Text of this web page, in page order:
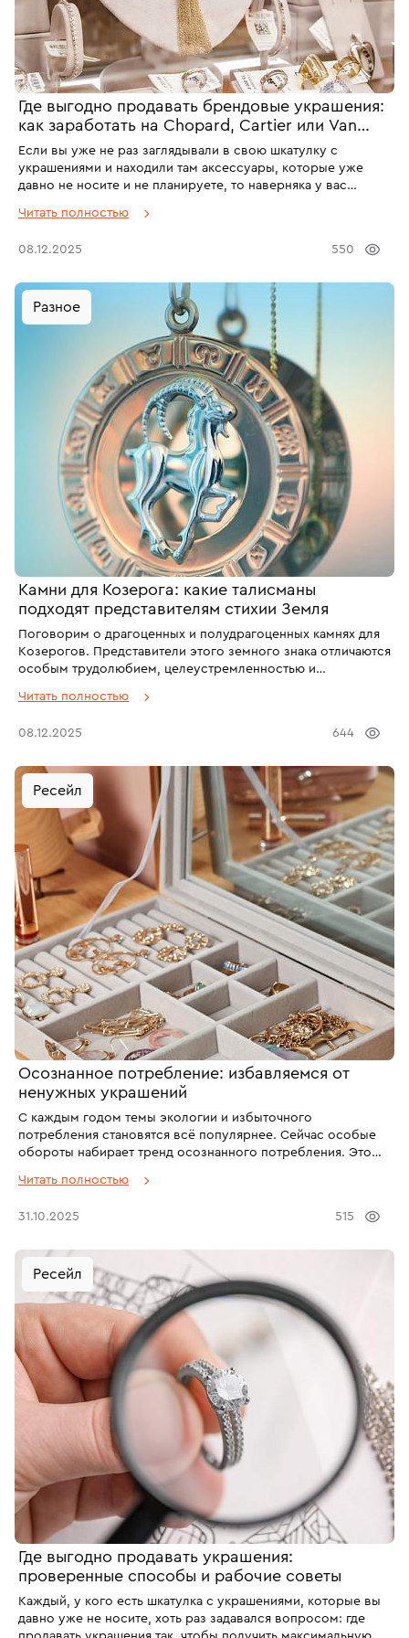
Где выгодно продавать брендовые украшения:
как заработать на Chopard, Cartier или Van
Cleef и извлечь из этого максимальную выгоду
Если вы уже не раз заглядывали в свою шкатулку с
украшениями и находили там аксессуары, которые уже
давно не носите и не планируете, то наверняка у вас
брендовое украшение? Даже серьги Tiffany без брендовой
Отталкиваться нужно не только от цены драгоценных
выпустившего аксессуар. Так что, если у вас есть золотое
брендовое украшение, которое не подходит по стилю или
морально устарело, то эта статья для вас! Мы ответим на
основные вопросы о продаже золотых ювелирных
изделий, подскажем, где лучше продать брендовое
украшение, и дадим пару советов относительно способов
Читать полностью
08.12.2025 550
Разное
Камни для Козерога: какие талисманы
подходят представителям стихии Земля
Поговорим о драгоценных и полудрагоценных камнях для
Козерогов. Представители этого земного знака отличаются
особым трудолюбием, целеустремленностью и
ответственные работники и верные партнёры. Также они
любую тему. А правильно выбранные камни для Козерога
помогут построить успешную карьеру. Ну, а если вы не
верите в магические свойства минералов, не
сомневайтесь, что украшение с камнем явно придётся по
душе близкому человеку в качестве подарка. В этой статье
разберём, какие камни станут прекрасным талисманом для
Козерога, а каких минералов представителям земной
стихии лучше избегать.
Читать полностью
08.12.2025 644
Ресейл
Осознанное потребление: избавляемся от
ненужных украшений
С каждым годом темы экологии и избыточного
потребления становятся всё популярнее. Сейчас особые
обороты набирает тренд осознанного потребления. Это
действительно ли она нужна, или желание ее приобрести –
хранении дома только нужного. Мы разберем, как связаны
потребления и как перестать складировать ненужные
изделия, обновив при этом ювелирный гардероб.
Читать полностью
31.10.2025 515
Ресейл
Где выгодно продавать украшения:
проверенные способы и рабочие советы
Каждый, у кого есть шкатулка с украшениями, которые вы
давно уже не носите, хоть раз задавался вопросом: где